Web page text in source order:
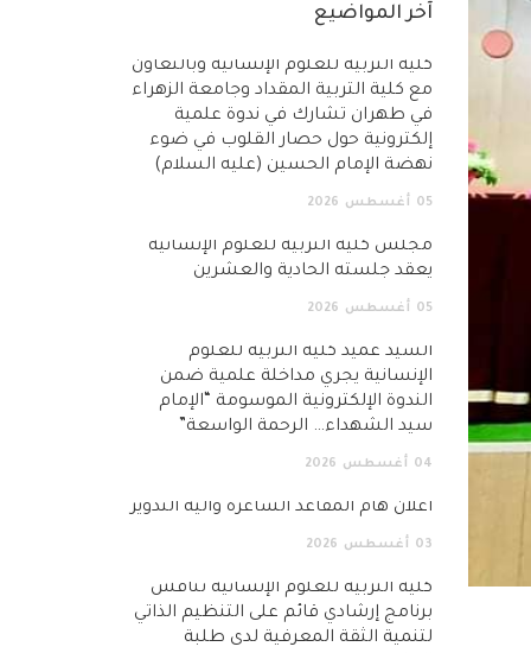
آخر المواضيع
كلية التربية للعلوم الإنسانية وبالتعاون
مع كلية التربية المقداد وجامعة الزهراء
في طهران تشارك في ندوة علمية
إلكترونية حول حصار القلوب في ضوء
نهضة الإمام الحسين (عليه السلام)
05 أغسطس 2026
مجلس كلية التربية للعلوم الإنسانية
يعقد جلسته الحادية والعشرين
05 أغسطس 2026
السيد عميد كلية التربية للعلوم
الإنسانية يجري مداخلة علمية ضمن
الندوة الإلكترونية الموسومة “الإمام
سيد الشهداء… الرحمة الواسعة”
04 أغسطس 2026
اعلان هام المقاعد الشاغرة وآلية التدوير
03 أغسطس 2026
كلية التربية للعلوم الإنسانية تناقش
برنامج إرشادي قائم على التنظيم الذاتي
لتنمية الثقة المعرفية لدى طلبة